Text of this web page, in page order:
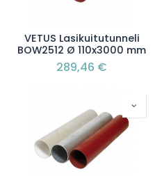
VETUS Lasikuitutunneli
BOW2512 Ø 110x3000 mm
289,46 €